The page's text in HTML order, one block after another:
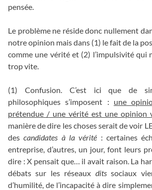
pensée.
Le problème ne réside donc nullement
notre opinion mais dans (1) le fait de la
comme une vérité et (2) l’impulsivité qui
trop vite.
(1) Confusion. C’est ici que de
philosophiques s’imposent : une
prétendue / une vérité est une opinion
manière de dire les choses serait de voir
descandidates à la vérité : certaines
entreprise, d’autres, un jour, font leurs
dire : X pensait que… il avait raison. La
débats sur les réseaux ditssociaux
d’humilité, de l’incapacité à dire